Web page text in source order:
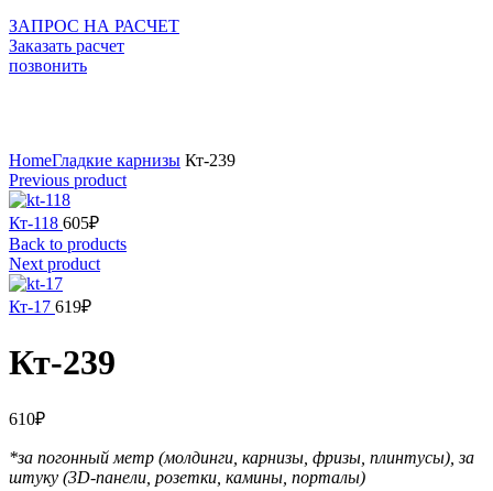
ЗАПРОС НА РАСЧЕТ
Заказать расчет
позвонить
HomeГладкие карнизы Кт-239
Previous product
Кт-118 605₽
Back to products
Next product
Кт-17 619₽
Кт-239
610₽
*за погонный метр (молдинги, карнизы, фризы, плинтусы), за
штуку (3D-панели, розетки, камины, порталы)